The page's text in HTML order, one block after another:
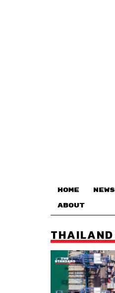
HOME NEWS
ABOUT
THAILAND